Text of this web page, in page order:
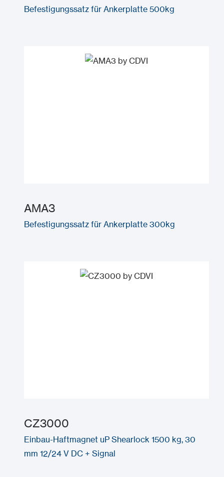
Befestigungssatz für Ankerplatte 500kg
AMA3
Befestigungssatz für Ankerplatte 300kg
CZ3000
Einbau-Haftmagnet uP Shearlock 1500 kg, 30
mm 12/24 V DC + Signal